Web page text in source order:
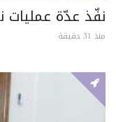
نفّذ عدّة عمليات
منذ 31 دقيقة